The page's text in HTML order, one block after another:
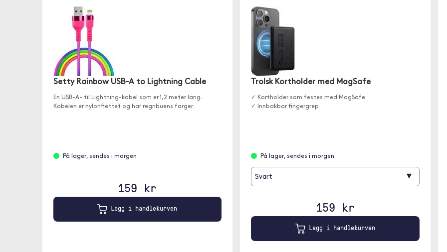
Setty Rainbow USB-A to Lightning Cable
En USB-A- til Lightning-kabel som er 1,2 meter lang.
Kabelen er nylonflettet og har regnbuens farger.
På lager, sendes i morgen
159 kr
Legg i handlekurven
Trolsk Kortholder med MagSafe
✓ Kortholder som festes med MagSafe
✓ Innbakbar fingergrep
På lager, sendes i morgen
Svart ▾
159 kr
Legg i handlekurven